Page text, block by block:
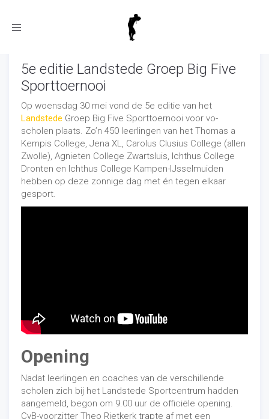
Toggle
5e editie Landstede Groep Big Five
Sporttoernooi
Op woensdag 30 mei vond de 5e editie van het
Landstede Groep Big Five Sporttoernooi voor vo-
scholen plaats. Zo’n 450 leerlingen van het Thomas a
Kempis College, Jena XL, Carolus Clusius College (allen
Zwolle), Agnieten College Zwartsluis, Ichthus College
Dronten en Ichthus College Kampen-IJsselmuiden
hebben op deze zonnige dag met én tegen elkaar
gesport.
Opening
Nadat leerlingen en coaches van de verschillende
scholen zich bij het Landstede Sportcentrum hadden
aangemeld, begon om 9.00 uur de officiële opening.
CvB-voorzitter Theo Rietkerk trapte af met een